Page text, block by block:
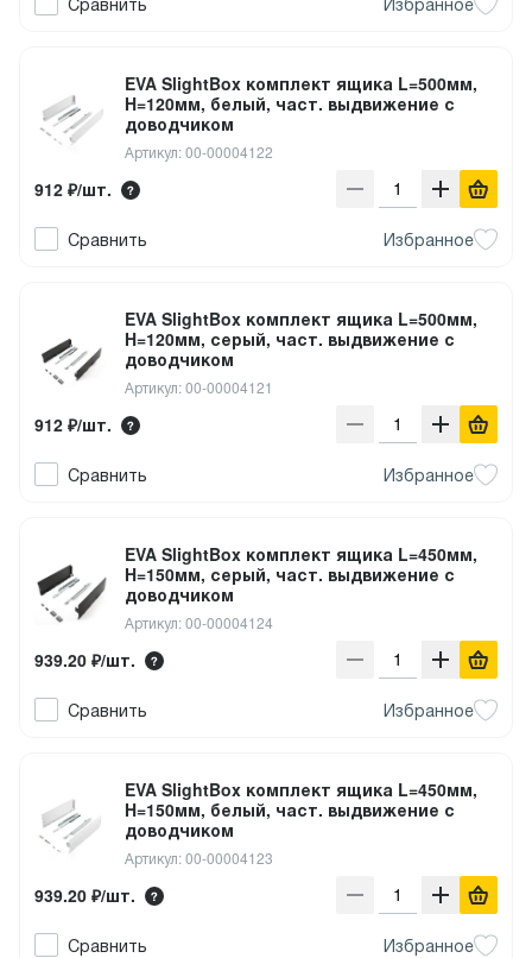
EVA SlightBox комплект ящика L=500мм,
H=120мм, белый, част. выдвижение с
доводчиком
Артикул: 00-00004122
912 ₽/шт.
Сравнить Избранное
EVA SlightBox комплект ящика L=500мм,
H=120мм, серый, част. выдвижение с
доводчиком
Артикул: 00-00004121
912 ₽/шт.
Сравнить Избранное
EVA SlightBox комплект ящика L=450мм,
H=150мм, серый, част. выдвижение с
доводчиком
Артикул: 00-00004124
939.20 ₽/шт.
Сравнить Избранное
EVA SlightBox комплект ящика L=450мм,
H=150мм, белый, част. выдвижение с
доводчиком
Артикул: 00-00004123
939.20 ₽/шт.
Сравнить Избранное